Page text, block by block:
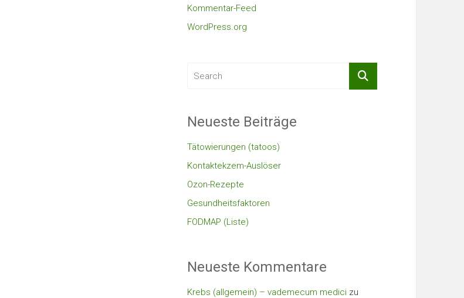
Kommentar-Feed
WordPress.org
Neueste Beiträge
Tätowierungen (tatoos)
Kontaktekzem-Auslöser
Ozon-Rezepte
Gesundheitsfaktoren
FODMAP (Liste)
Neueste Kommentare
Krebs (allgemein) – vademecum medici zu